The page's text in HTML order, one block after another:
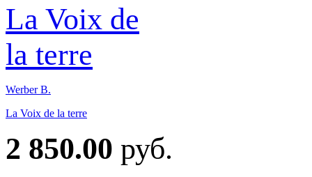
Werber B.
La Voix de la terre
2 850.00 руб.